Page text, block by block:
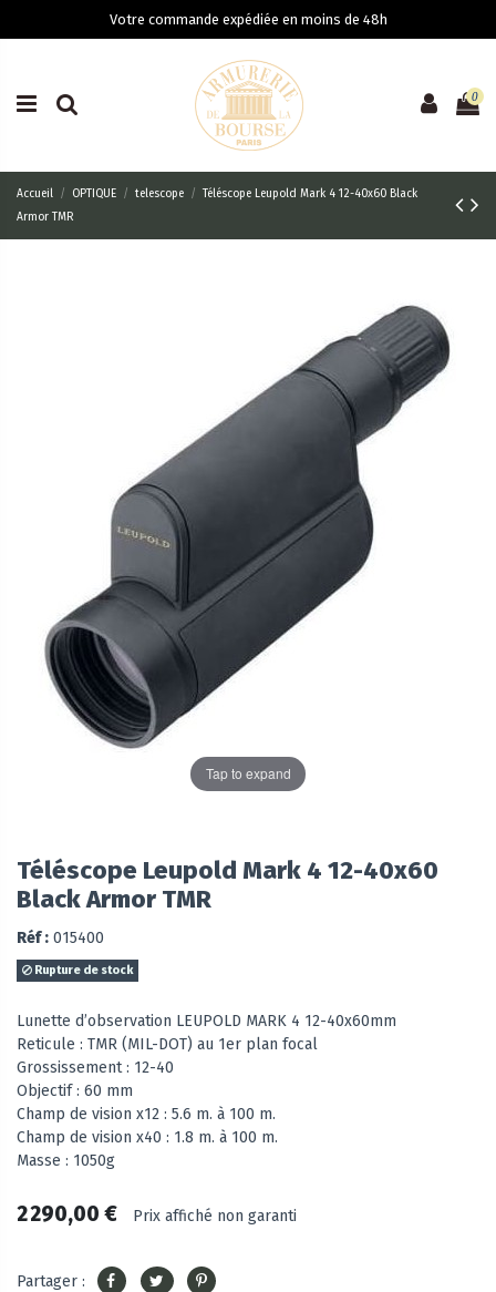
Votre commande expédiée en moins de 48h
0
Accueil OPTIQUE telescope
Téléscope Leupold Mark 4 12-40x60 Black
Armor TMR
Tap to expand
Téléscope Leupold Mark 4 12-40x60
Black Armor TMR
Réf : 015400
Rupture de stock
Lunette d’observation LEUPOLD MARK 4 12-40x60mm
Reticule : TMR (MIL-DOT) au 1er plan focal
Grossissement : 12-40
Objectif : 60 mm
Champ de vision x12 : 5.6 m. à 100 m.
Champ de vision x40 : 1.8 m. à 100 m.
Masse : 1050g
2 290,00 € Prix affiché non garanti
Partager :